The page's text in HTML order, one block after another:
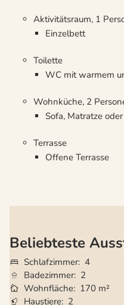
Aktivitätsraum, 1
Einzelbett
Toilette
WC mit warmem
Wohnküche, 2
Sofa, Matratze
Terrasse
Offene Terrasse
Beliebteste
Schlafzimmer 4
Badezimmer 2
Wohnfläche 170 m²
Haustiere 2